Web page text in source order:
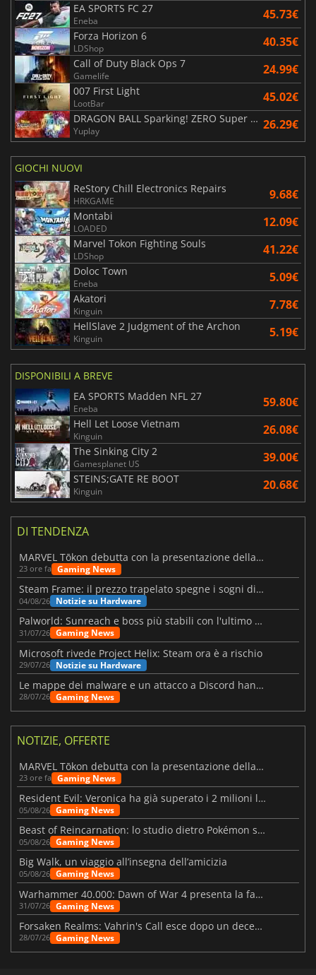
EA SPORTS FC 27
Eneba 45.73€
Forza Horizon 6
LDShop 40.35€
Call of Duty Black Ops 7
Gamelife 24.99€
007 First Light
LootBar 45.02€
DRAGON BALL Sparking! ZERO Super Limit Breaking NEO
Yuplay 26.29€
GIOCHI NUOVI
ReStory Chill Electronics Repairs
HRKGAME 9.68€
Montabi
LOADED 12.09€
Marvel Tokon Fighting Souls
LDShop 41.22€
Doloc Town
Eneba 5.09€
Akatori
Kinguin 7.78€
HellSlave 2 Judgment of the Archon
Kinguin 5.19€
DISPONIBILI A BREVE
EA SPORTS Madden NFL 27
Eneba 59.80€
Hell Let Loose Vietnam
Kinguin 26.08€
The Sinking City 2
Gamesplanet US 39.00€
STEINS;GATE RE BOOT
Kinguin 20.68€
DI TENDENZA
MARVEL Tōkon debutta con la presentazione della roadmap per il primo anno
23 ore fa Gaming News
Steam Frame: il prezzo trapelato spegne i sogni di un VR economico
04/08/26 Notizie su Hardware
Palworld: Sunreach e boss più stabili con l'ultimo update
31/07/26 Gaming News
Microsoft rivede Project Helix: Steam ora è a rischio
29/07/26 Notizie su Hardware
Le mappe dei malware e un attacco a Discord hanno colpito Meccha Chameleon
28/07/26 Gaming News
NOTIZIE, OFFERTE
MARVEL Tōkon debutta con la presentazione della roadmap per il primo anno
23 ore fa Gaming News
Resident Evil: Veronica ha già superato i 2 milioni liste dei desideri
05/08/26 Gaming News
Beast of Reincarnation: lo studio dietro Pokémon su una nuova strada
05/08/26 Gaming News
Big Walk, un viaggio all’insegna dell’amicizia
05/08/26 Gaming News
Warhammer 40.000: Dawn of War 4 presenta la fazione dei Necron
31/07/26 Gaming News
Forsaken Realms: Vahrin's Call esce dopo un decennio di sviluppo
28/07/26 Gaming News